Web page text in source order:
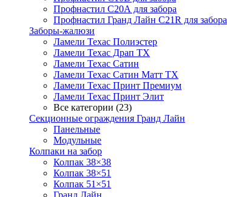
Профнастил С20А для забора
Профнастил Гранд Лайн С21R для забора
Заборы-жалюзи
Ламели Техас Полиэстер
Ламели Техас Драп ТХ
Ламели Техас Сатин
Ламели Техас Сатин Матт ТХ
Ламели Техас Принт Премиум
Ламели Техас Принт Элит
Все категории (23)
Секционные ограждения Гранд Лайн
Панельные
Модульные
Колпаки на забор
Колпак 38×38
Колпак 38×51
Колпак 51×51
Гранд Лайн